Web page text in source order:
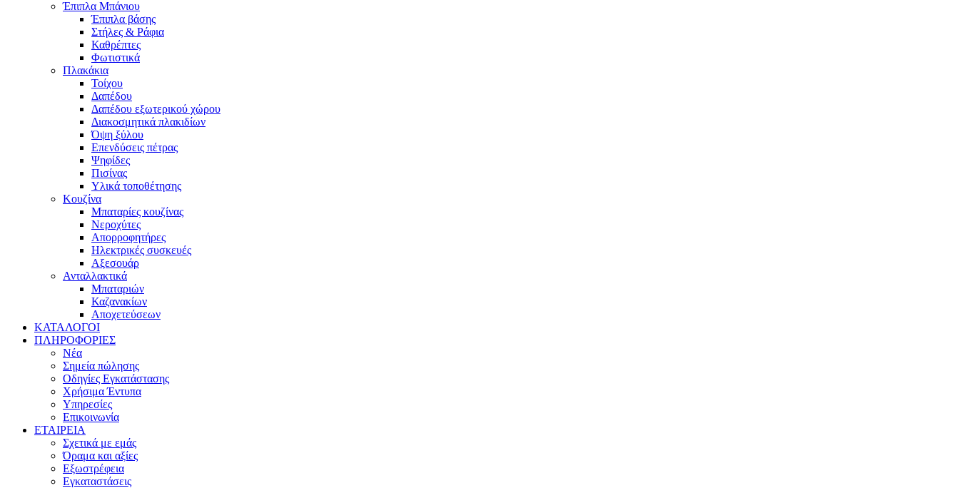
Έπιπλα Μπάνιου
Έπιπλα βάσης
Στήλες & Ράφια
Καθρέπτες
Φωτιστικά
Πλακάκια
Τοίχου
Δαπέδου
Δαπέδου εξωτερικού χώρου
Διακοσμητικά πλακιδίων
Όψη ξύλου
Επενδύσεις πέτρας
Ψηφίδες
Πισίνας
Υλικά τοποθέτησης
Κουζίνα
Μπαταρίες κουζίνας
Νεροχύτες
Απορροφητήρες
Ηλεκτρικές συσκευές
Αξεσουάρ
Ανταλλακτικά
Μπαταριών
Καζανακίων
Αποχετεύσεων
ΚΑΤΑΛΟΓΟΙ
ΠΛΗΡΟΦΟΡΙΕΣ
Νέα
Σημεία πώλησης
Οδηγίες Εγκατάστασης
Χρήσιμα Έντυπα
Υπηρεσίες
Επικοινωνία
ΕΤΑΙΡΕΙΑ
Σχετικά με εμάς
Όραμα και αξίες
Εξωστρέφεια
Εγκαταστάσεις